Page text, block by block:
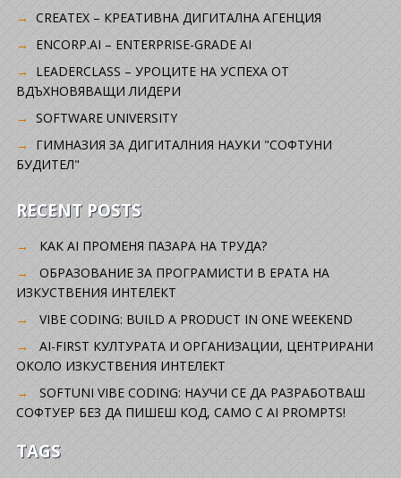
CREATEX – КРЕАТИВНА ДИГИТАЛНА АГЕНЦИЯ
ENCORP.AI – ENTERPRISE-GRADE AI
LEADERCLASS – УРОЦИТЕ НА УСПЕХА ОТ
ВДЪХНОВЯВАЩИ ЛИДЕРИ
SOFTWARE UNIVERSITY
ГИМНАЗИЯ ЗА ДИГИТАЛНИЯ НАУКИ "СОФТУНИ
БУДИТЕЛ"
RECENT POSTS
КАК AI ПРОМЕНЯ ПАЗАРА НА ТРУДА?
ОБРАЗОВАНИЕ ЗА ПРОГРАМИСТИ В ЕРАТА НА
ИЗКУСТВЕНИЯ ИНТЕЛЕКТ
VIBE CODING: BUILD A PRODUCT IN ONE WEEKEND
AI-FIRST КУЛТУРАТА И ОРГАНИЗАЦИИ, ЦЕНТРИРАНИ
ОКОЛО ИЗКУСТВЕНИЯ ИНТЕЛЕКТ
SOFTUNI VIBE CODING: НАУЧИ СЕ ДА РАЗРАБОТВАШ
СОФТУЕР БЕЗ ДА ПИШЕШ КОД, САМО С AI PROMPTS!
TAGS